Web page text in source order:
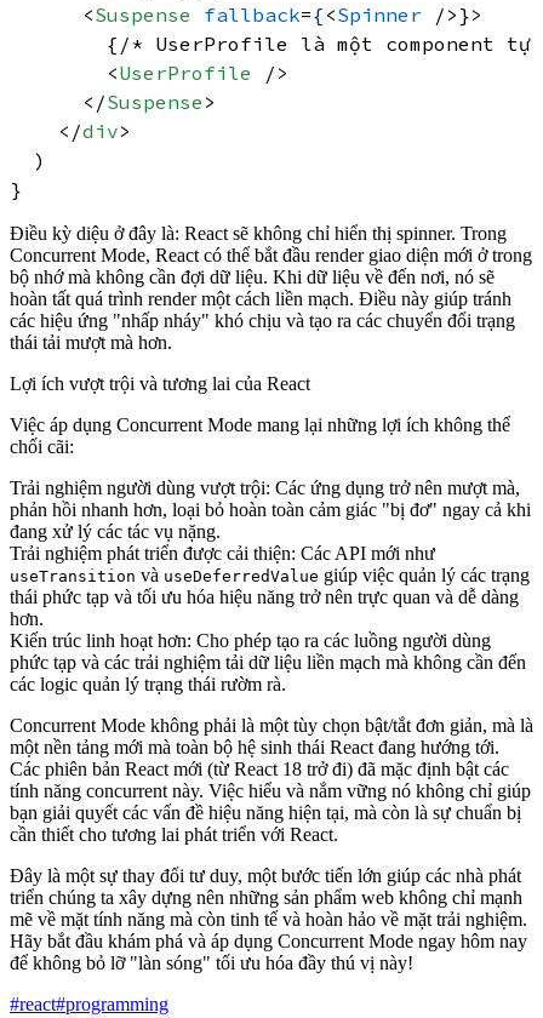
<Suspense fallback={ <Spinner /> }>
{/* UserProfile là một component tự
<UserProfile />
</Suspense >
</div>
  )
Điều kỳ diệu ở đây là: React sẽ không chỉ hiển thị spinner. Trong
Concurrent Mode, React có thể bắt đầu render giao diện mới ở trong
bộ nhớ mà không cần đợi dữ liệu. Khi dữ liệu về đến nơi, nó sẽ
hoàn tất quá trình render một cách liền mạch. Điều này giúp tránh
các hiệu ứng "nhấp nháy" khó chịu và tạo ra các chuyển đổi trạng
thái tải mượt mà hơn.
Lợi ích vượt trội và tương lai của React
Việc áp dụng Concurrent Mode mang lại những lợi ích không thể
chối cãi:
Trải nghiệm người dùng vượt trội: Các ứng dụng trở nên mượt mà,
phản hồi nhanh hơn, loại bỏ hoàn toàn cảm giác "bị đơ" ngay cả khi
đang xử lý các tác vụ nặng.
Trải nghiệm phát triển được cải thiện: Các API mới như
useTransition và useDeferredValue giúp việc quản lý các trạng
thái phức tạp và tối ưu hóa hiệu năng trở nên trực quan và dễ dàng
hơn.
Kiến trúc linh hoạt hơn: Cho phép tạo ra các luồng người dùng
phức tạp và các trải nghiệm tải dữ liệu liền mạch mà không cần đến
các logic quản lý trạng thái rườm rà.
Concurrent Mode không phải là một tùy chọn bật/tắt đơn giản, mà là
một nền tảng mới mà toàn bộ hệ sinh thái React đang hướng tới.
Các phiên bản React mới (từ React 18 trở đi) đã mặc định bật các
tính năng concurrent này. Việc hiểu và nắm vững nó không chỉ giúp
bạn giải quyết các vấn đề hiệu năng hiện tại, mà còn là sự chuẩn bị
cần thiết cho tương lai phát triển với React.
Đây là một sự thay đổi tư duy, một bước tiến lớn giúp các nhà phát
triển chúng ta xây dựng nên những sản phẩm web không chỉ mạnh
mẽ về mặt tính năng mà còn tinh tế và hoàn hảo về mặt trải nghiệm.
Hãy bắt đầu khám phá và áp dụng Concurrent Mode ngay hôm nay
để không bỏ lỡ "làn sóng" tối ưu hóa đầy thú vị này!
#react#programming